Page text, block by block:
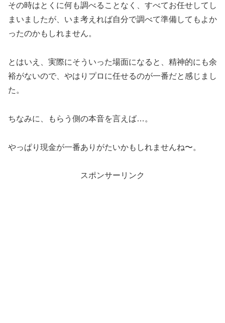
その時はとくに何も調べることなく、すべてお任せしてし
まいましたが、いま考えれば自分で調べて準備してもよか
ったのかもしれません。
とはいえ、実際にそういった場面になると、精神的にも余
裕がないので、やはりプロに任せるのが一番だと感じまし
た。
ちなみに、もらう側の本音を言えば…。
やっぱり現金が一番ありがたいかもしれませんね〜。
スポンサーリンク